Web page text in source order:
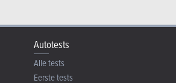
Autotests
Alle tests
Eerste tests